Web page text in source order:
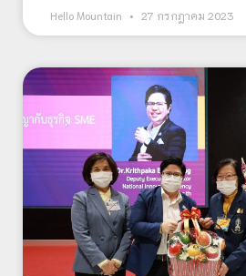
Hello Mountain 27 กรกฎาคม 2023